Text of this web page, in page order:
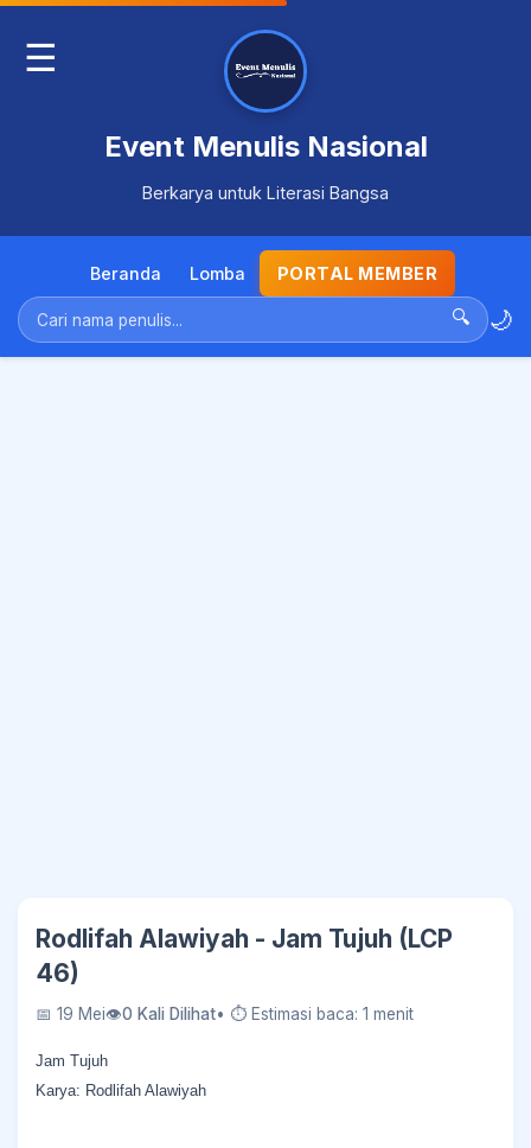
☰
Event Menulis Nasional
Berkarya untuk Literasi Bangsa
Beranda Lomba PORTAL MEMBER
🔍 🌙
Rodlifah Alawiyah - Jam Tujuh (LCP
46)
📅 19 Mei👁0 Kali Dilihat• ⏱ Estimasi baca: 1 menit
Jam Tujuh
Karya: Rodlifah Alawiyah